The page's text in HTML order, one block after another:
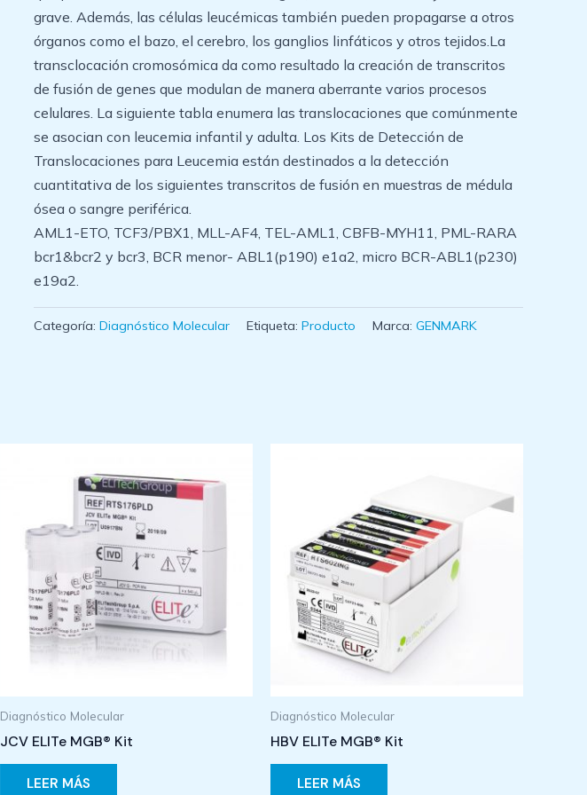
grave. Además, las células leucémicas también pueden propagarse a otros
órganos como el bazo, el cerebro, los ganglios linfáticos y otros tejidos.La
transclocación cromosómica da como resultado la creación de transcritos
de fusión de genes que modulan de manera aberrante varios procesos
celulares. La siguiente tabla enumera las translocaciones que comúnmente
se asocian con leucemia infantil y adulta. Los Kits de Detección de
Translocaciones para Leucemia están destinados a la detección
cuantitativa de los siguientes transcritos de fusión en muestras de médula
ósea o sangre periférica.
AML1-ETO, TCF3/PBX1, MLL-AF4, TEL-AML1, CBFB-MYH11, PML-RARA
bcr1&bcr2 y bcr3, BCR menor- ABL1(p190) e1a2, micro BCR-ABL1(p230)
e19a2.
Categoría: Diagnóstico Molecular Etiqueta: Producto Marca: GENMARK
Diagnóstico Molecular
JCV ELITe MGB® Kit
LEER MÁS
Diagnóstico Molecular
HBV ELITe MGB® Kit
LEER MÁS